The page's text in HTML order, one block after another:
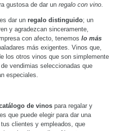
gustosa de dar un regalo con vino.
dar un regalo distinguido; un
y agradezcan sinceramente,
con afecto, tenemos lo más
más exigentes. Vinos que,
los otros vinos que son simplemente
de vendimias seleccionadas que
especiales.
de vinos para regalar y
que puede elegir para dar una
clientes y empleados, que